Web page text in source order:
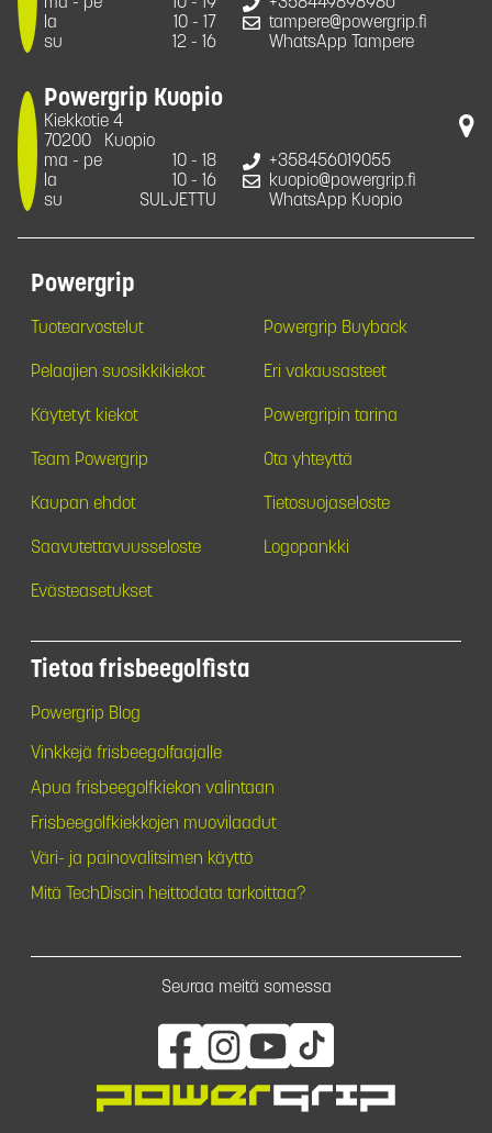
la
10 - 17
su
12 - 16
tampere@powergrip.fi
WhatsApp Tampere
Powergrip Kuopio
Kiekkotie 4
70200
Kuopio
ma - pe
10 - 18
la
10 - 16
su
SULJETTU
+358456019055
kuopio@powergrip.fi
WhatsApp Kuopio
Powergrip
Tuotearvostelut Powergrip Buyback
Pelaajien suosikkikiekot Eri vakausasteet
Käytetyt kiekot Powergripin tarina
Team Powergrip Ota yhteyttä
Kaupan ehdot Tietosuojaseloste
Saavutettavuusseloste Logopankki
Evästeasetukset
Tietoa frisbeegolfista
Powergrip Blog
Vinkkejä frisbeegolfaajalle
Apua frisbeegolfkiekon valintaan
Frisbeegolfkiekkojen muovilaadut
Väri- ja painovalitsimen käyttö
Mitä TechDiscin heittodata tarkoittaa?
Seuraa meitä somessa